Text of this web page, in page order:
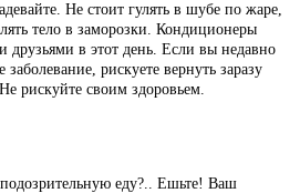
Не стоит гулять в шубе по жаре,
тело в заморозки. Кондиционеры
друзьями в этот день. Если вы недавно
заболевание, рискуете вернуть заразу
рискуйте своим здоровьем.
подозрительную еду?.. Ешьте! Ваш